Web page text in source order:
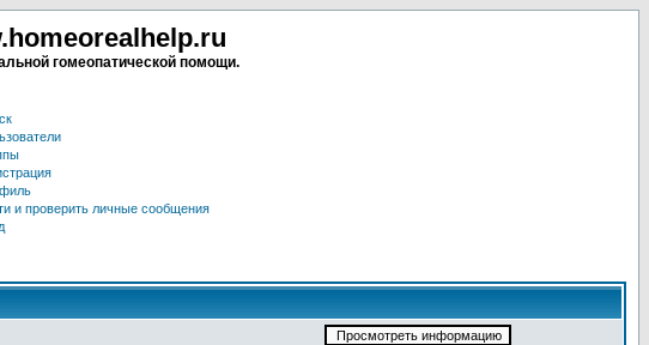
гомеопатической помощи.
и проверить личные сообщения